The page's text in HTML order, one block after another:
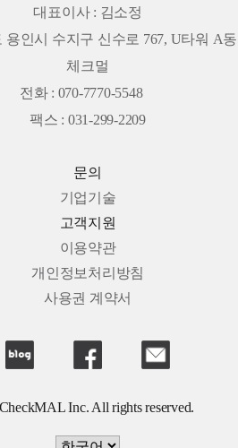
대표이사 : 김소정
용인시 수지구 신수로 767, U타워 A
체크멀
전화 : 070-7770-5548
팩스 : 031-299-2209
문의
기업기술
고객지원
이용약관
개인정보처리방침
사용권 계약서
Inc. All rights reserved.